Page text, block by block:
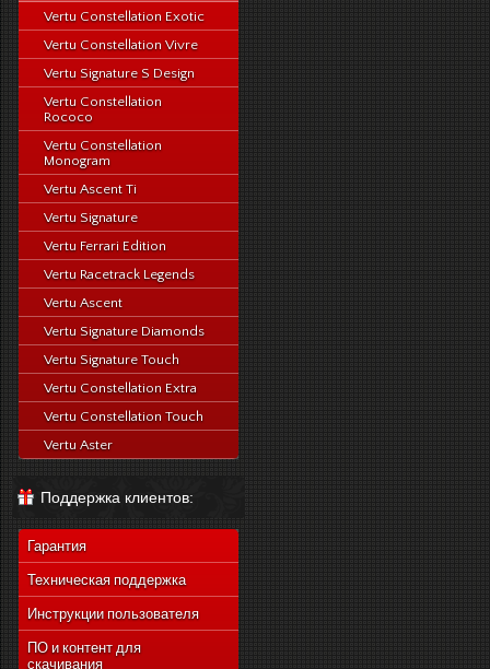
Коллекция Новый
Signature Touch
Vertu Constellation Exotic
Vertu Constellation Vivre
Vertu Signature S Design
Vertu Constellation
Rococo
Vertu Constellation
Monogram
Vertu Ascent Ti
Vertu Signature
Vertu Ferrari Edition
Vertu Racetrack Legends
Vertu Ascent
Vertu Signature Diamonds
Vertu Signature Touch
Vertu Constellation Extra
Vertu Constellation Touch
Vertu Aster
Поддержка клиентов:
Гарантия
Техническая поддержка
Инструкции пользователя
ПО и контент для
скачивания